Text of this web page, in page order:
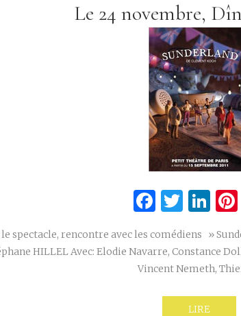
Le 24 novembre,
spectacle, rencontre avec les comédiens »
HILLEL Avec: Elodie Navarre, Constance
Vincent Nemeth,
LIRE